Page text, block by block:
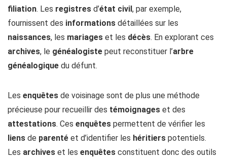
filiation. Les registres d’état civil, par exemple,
fournissent des informations détaillées sur les
naissances, les mariages et les décès. En explorant ces
archives, le généalogiste peut reconstituer l’arbre
généalogique du défunt.
Les enquêtes de voisinage sont de plus une méthode
précieuse pour recueillir des témoignages et des
attestations. Ces enquêtes permettent de vérifier les
liens de parenté et d’identifier les héritiers potentiels.
Les archives et les enquêtes constituent donc des outils